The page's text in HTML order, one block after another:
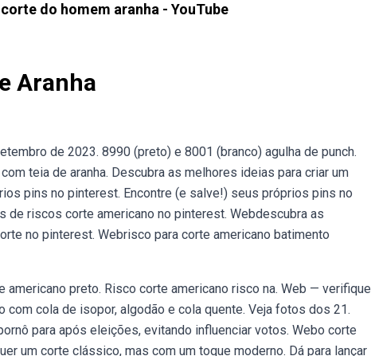
do homem aranha - YouTube
Aranha
de 2023. 8990 (preto) e 8001 (branco) agulha de punch.
teia de aranha. Descubra as melhores ideias para criar um
pins no pinterest. Encontre (e salve!) seus próprios pins no
riscos corte americano no pinterest. Webdescubra as
no pinterest. Webrisco para corte americano batimento
americano preto. Risco corte americano risco na. Web — verifique
cola de isopor, algodão e cola quente. Veja fotos dos 21.
para após eleições, evitando influenciar votos. Webo corte
um corte clássico, mas com um toque moderno. Dá para lançar